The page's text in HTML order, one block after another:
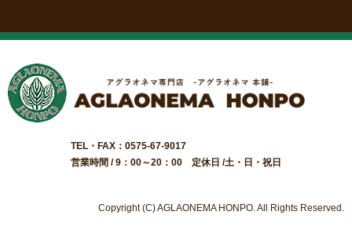
TEL・FAX：0575-67-9017
営業時間 / 9：00～20：00 定休日 /土・日・祝日
Copyright (C) AGLAONEMA HONPO. All Rights Reserved.